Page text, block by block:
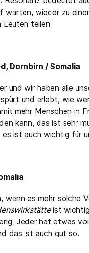
warten, wieder zu einer
Leuten teilen.
Dornbirn / Somalia
und wir haben alle
und erlebt, wie
mehr Menschen in
kann, das ist sehr
ist auch wichtig für
wenn es mehr solche
ist wichtig
Jeder hat etwas
das ist auch gut so.